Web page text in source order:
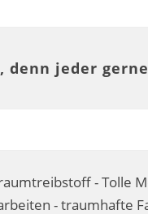
denn jeder
- Tolle
- traumhafte